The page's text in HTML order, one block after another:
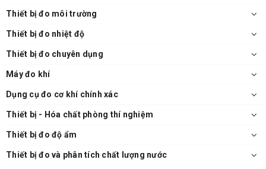
Thiết bị đo môi trường
Thiết bị đo nhiệt độ
Thiết bị đo chuyên dụng
Máy đo khí
Dụng cụ đo cơ khí chính xác
Thiết bị - Hóa chất phòng thí nghiệm
Thiết bị đo độ ẩm
Thiết bị đo và phân tích chất lượng nước